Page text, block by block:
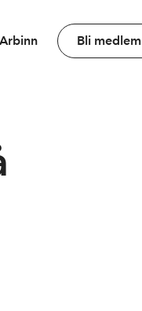
Arbinn Bli medlem